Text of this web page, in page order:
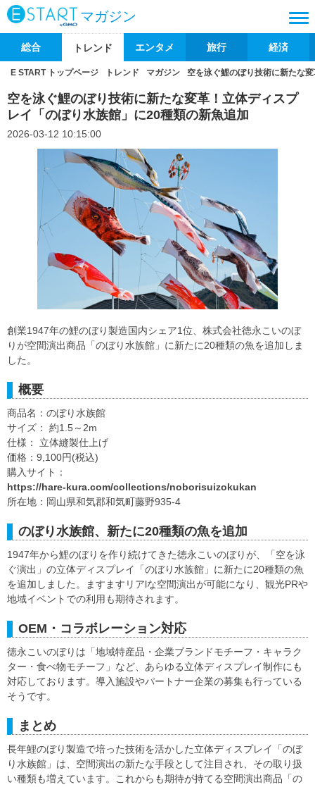
マガジン
総合 トレンド エンタメ 旅行 経済
E START トップページ トレンド マガジン 空を泳ぐ鯉のぼり技術に新たな
空を泳ぐ鯉のぼり技術に新たな変革！立体ディスプ
レイ「のぼり水族館」に20種類の新魚追加
2026-03-12 10:15:00
創業1947年の鯉のぼり製造国内シェア1位、株式会社徳永こいのぼ
りが空間演出商品「のぼり水族館」に新たに20種類の魚を追加しま
した。
概要
商品名：のぼり水族館
サイズ： 約1.5～2m
仕様： 立体縫製仕上げ
価格：9,100円(税込)
購入サイト：
https://hare-kura.com/collections/noborisuizokukan
所在地：岡山県和気郡和気町藤野935-4
のぼり水族館、新たに20種類の魚を追加
1947年から鯉のぼりを作り続けてきた徳永こいのぼりが、「空を泳
ぐ演出」の立体ディスプレイ「のぼり水族館」に新たに20種類の魚
を追加しました。ますますリアlな空間演出が可能になり、観光PRや
地域イベントでの利用も期待されます。
OEM・コラボレーション対応
徳永こいのぼりは「地域特産品・企業ブランドモチーフ・キャラク
ター・食べ物モチーフ」など、あらゆる立体ディスプレイ制作にも
対応しております。導入施設やパートナー企業の募集も行っている
そうです。
まとめ
長年鯉のぼり製造で培った技術を活かした立体ディスプレイ「のぼ
り水族館」は、空間演出の新たな手段として注目され、その取り扱
い種類も増えています。これからも期待が持てる空間演出商品「の